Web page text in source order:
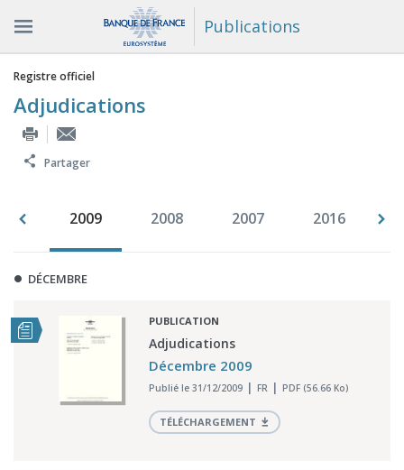
Publications
Vous êtes ici
Registre officiel
Adjudications
Partager
2009 2008 2007 2016
DÉCEMBRE
PUBLICATION
Adjudications
Décembre 2009
Publié le 31/12/2009 FR PDF (56.66 Ko)
TÉLÉCHARGEMENT